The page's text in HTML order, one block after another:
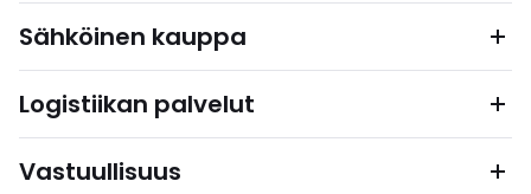
Sähköinen kauppa
Logistiikan palvelut
Vastuullisuus